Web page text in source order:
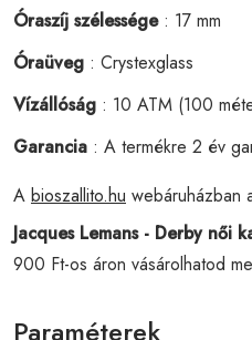
Óraszíj szélessége: 17 mm
Óraüveg : Crystexglass
Vízállóság : 10 ATM (100
Garancia : A termékre 2 év
A bioszallito.hu webáruházban
Jacques Lemans - Derby női
900 Ft-os áron vásárolhatod
Paraméterek